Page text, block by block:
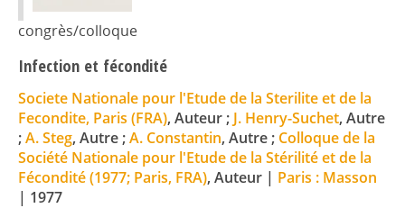
congrès/colloque
Infection et fécondité
Societe Nationale pour l'Etude de la Sterilite et de la
Fecondite, Paris (FRA), Auteur ; J. Henry-Suchet, Autre
;A. Steg, Autre ;A. Constantin, Autre ; Colloque de la
Société Nationale pour l'Etude de la Stérilité et de la
Fécondité (1977; Paris, FRA), Auteur | Paris : Masson
| 1977